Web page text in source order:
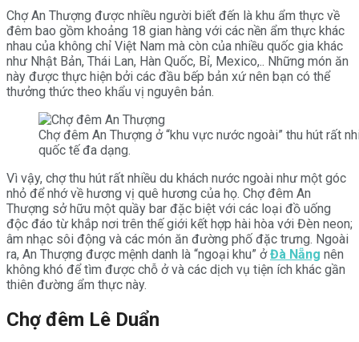
Chợ An Thượng được nhiều người biết đến là khu ẩm thực về
đêm bao gồm khoảng 18 gian hàng với các nền ẩm thực khác
nhau của không chỉ Việt Nam mà còn của nhiều quốc gia khác
như Nhật Bản, Thái Lan, Hàn Quốc, Bỉ, Mexico,.. Những món ăn
này được thực hiện bởi các đầu bếp bản xứ nên bạn có thể
thưởng thức theo khẩu vị nguyên bản.
Chợ đêm An Thượng ở “khu vực nước ngoài” thu hút rất
quốc tế đa dạng.
Vì vậy, chợ thu hút rất nhiều du khách nước ngoài như một góc
nhỏ để nhớ về hương vị quê hương của họ. Chợ đêm An
Thượng sở hữu một quầy bar đặc biệt với các loại đồ uống
độc đáo từ khắp nơi trên thế giới kết hợp hài hòa với Đèn neon;
âm nhạc sôi động và các món ăn đường phố đặc trưng. Ngoài
ra, An Thượng được mệnh danh là “ngoại khu” ởĐà Nẵng nên
không khó để tìm được chỗ ở và các dịch vụ tiện ích khác gần
thiên đường ẩm thực này.
Chợ đêm Lê Duẩn